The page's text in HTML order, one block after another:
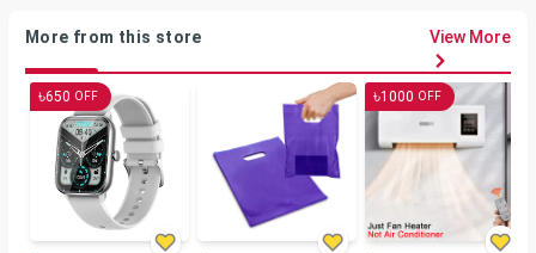
More from this store View More
৳650 OFF ৳1000 OFF